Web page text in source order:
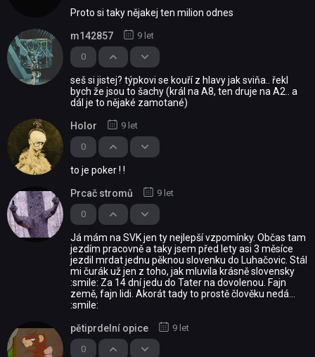
Proto si taky nějakej ten milion odnes
0
m142857 9 let
seš si jistej? týpkovi se kouří z hlavy jak sviňa.. řekl
bych že jsou to šachy (král na A8, ten druje na A2.. a
dál je to nějaké zamotané)
0
Holor 9 let
to je poker ! !
0
Prcač stromů 9 let
Já mám na SVK jen ty nejlepší vzpomínky. Občas tam
jezdím pracovně a taky jsem před lety asi 3 měsíce
jezdil mrdat jednu pěknou slovenku do Luhačovic. Stál
mi čurák už jen z toho, jak mluvila krásně slovensky
:smile: Za 14 dní jedu do Tater na dovolenou. Fajn
země, fajn lidi. Akorát tady to prostě člověku nedá...
:smile:
0
pětiprdelní opice 9 let